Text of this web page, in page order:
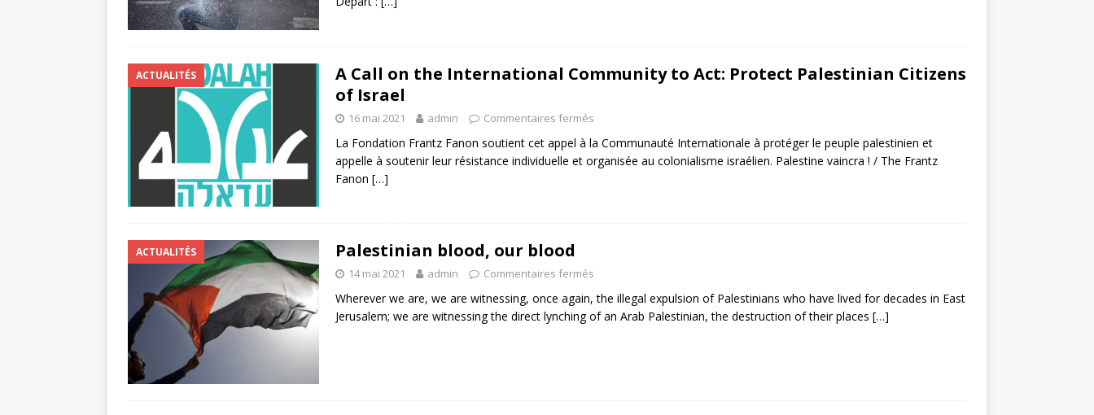
ACTUALITÉS
A Call on the International Community to Act: Protect Palestinian Citizens
of Israel
16 mai 2021 admin Commentaires fermés
La Fondation Frantz Fanon soutient cet appel à la Communauté Internationale à protéger le peuple palestinien et
appelle à soutenir leur résistance individuelle et organisée au colonialisme israélien. Palestine vaincra ! / The Frantz
Fanon […]
ACTUALITÉS Palestinian blood, our blood
14 mai 2021 admin Commentaires fermés
Wherever we are, we are witnessing, once again, the illegal expulsion of Palestinians who have lived for decades in East
Jerusalem; we are witnessing the direct lynching of an Arab Palestinian, the destruction of their places […]